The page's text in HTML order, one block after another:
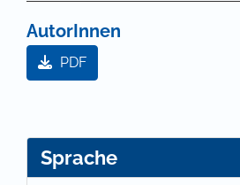
AutorInnen
PDF
Sprache